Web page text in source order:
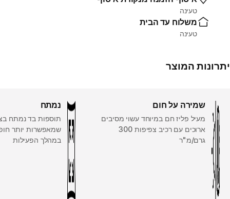
טעינה
משלוח עד הבית
טעינה
יתרונות המוצר
שמירה על חום
מעיל פליז חם במיוחד עשוי מסיבים
ארוכים עם רכיב צפיפות 300
גרם/מ"ר
נמתח
תוספות בד נמתח
שמאפשרות יותר
במהלך הפעילות